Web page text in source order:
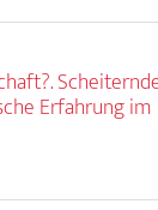
Erfahrung im